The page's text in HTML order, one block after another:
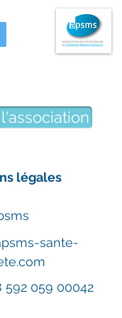
professeurs
légales
sante-
592 059 00042